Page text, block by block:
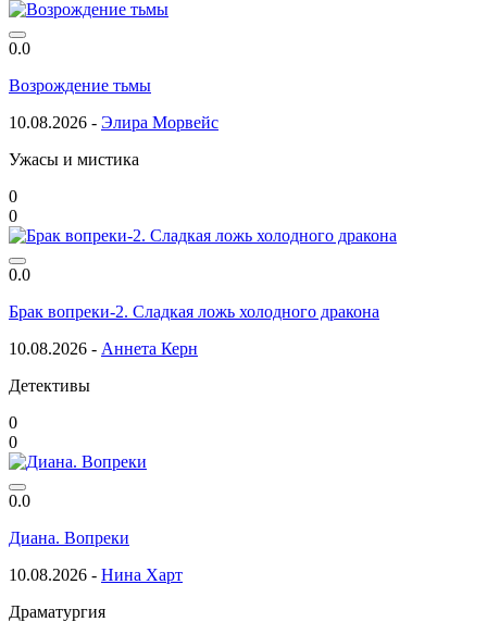
0.0
Возрождение тьмы
10.08.2026 - Элира Морвейс
Ужасы и мистика
0
0
0.0
Брак вопреки-2. Сладкая ложь холодного дракона
10.08.2026 - Аннета Керн
Детективы
0
0
0.0
Диана. Вопреки
10.08.2026 - Нина Харт
Драматургия